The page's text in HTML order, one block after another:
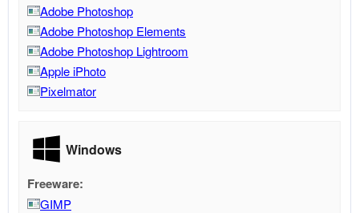
Adobe Photoshop
Adobe Photoshop Elements
Adobe Photoshop Lightroom
Apple iPhoto
Pixelmator
Windows
Freeware:
GIMP